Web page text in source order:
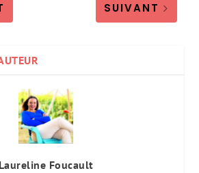
SUIVANT
Laureline Foucault